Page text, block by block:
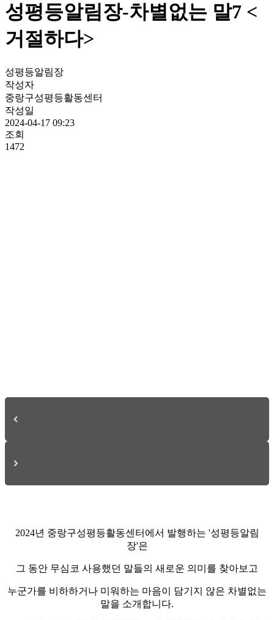
성평등알림장-차별없는 말7 <
거절하다>
성평등알림장
작성자
중랑구성평등활동센터
작성일
2024-04-17 09:23
조회
1472
2024년 중랑구성평등활동센터에서 발행하는 '성평등알림
장'은
그 동안 무심코 사용했던 말들의 새로운 의미를 찾아보고
누군가를 비하하거나 미워하는 마음이 담기지 않은 차별없는
말을 소개합니다.